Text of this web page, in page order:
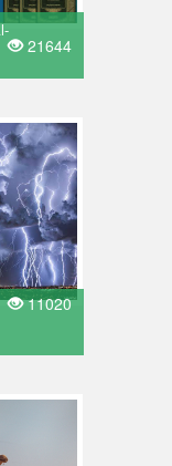
21644
11020